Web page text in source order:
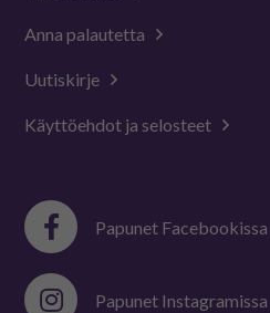
Anna palautetta
Uutiskirje
Käyttöehdot ja selosteet
Papunet Facebookissa
Papunet Instagramissa